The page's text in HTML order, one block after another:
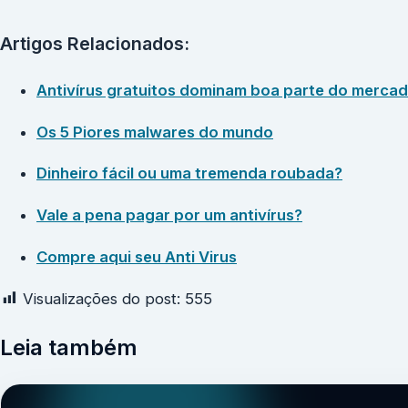
Artigos Relacionados:
Antivírus gratuitos dominam boa parte do
Os 5 Piores malwares do mundo
Dinheiro fácil ou uma tremenda roubada?
Vale a pena pagar por um antivírus?
Compre aqui seu Anti Virus
Visualizações do post: 555
Leia também